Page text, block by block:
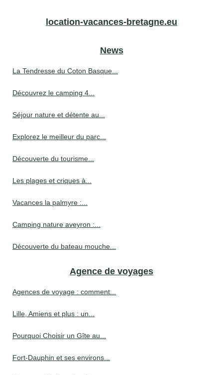
location-vacances-bretagne.eu
News
La Tendresse du Coton Basque...
Découvrez le camping 4...
Séjour nature et détente au...
Explorez le meilleur du parc...
Découverte du tourisme...
Les plages et criques à...
Vacances la palmyre :...
Camping nature aveyron :...
Découverte du bateau mouche...
Agence de voyages
Agences de voyage : comment...
Lille, Amiens et plus : un...
Pourquoi Choisir un Gîte au...
Fort-Dauphin et ses environs...